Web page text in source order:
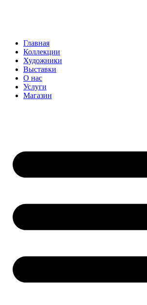
Главная
Коллекции
Художники
Выставки
О нас
Услуги
Магазин